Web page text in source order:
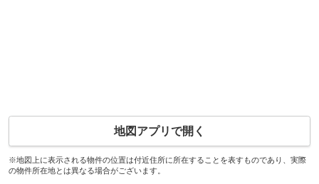
地図アプリで開く
※地図上に表示される物件の位置は付近住所に所在することを表すものであり、実際
の物件所在地とは異なる場合がございます。